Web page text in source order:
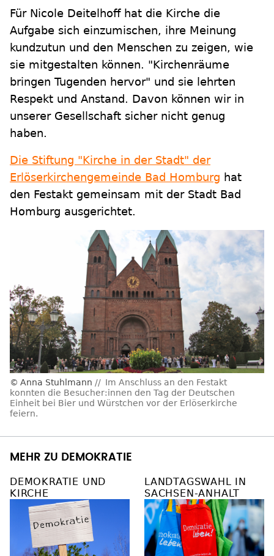
Für Nicole Deitelhoff hat die Kirche die
Aufgabe sich einzumischen, ihre Meinung
kundzutun und den Menschen zu zeigen, wie
sie mitgestalten können. "Kirchenräume
bringen Tugenden hervor" und sie lehrten
Respekt und Anstand. Davon können wir in
unserer Gesellschaft sicher nicht genug
haben.
Die Stiftung "Kirche in der Stadt" der
Erlöserkirchengemeinde Bad Homburg hat
den Festakt gemeinsam mit der Stadt Bad
Homburg ausgerichtet.
Anna Stuhlmann
Im Anschluss an den Festakt
konnten die Besucher:innen den Tag der Deutschen
Einheit bei Bier und Würstchen vor der Erlöserkirche
feiern.
MEHR ZU DEMOKRATIE
DEMOKRATIE UND
KIRCHE
LANDTAGSWAHL IN
SACHSEN-ANHALT